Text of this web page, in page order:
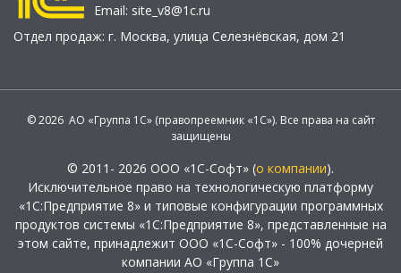
Email: site_v8@1c.ru
Отдел продаж: г. Москва, улица Селезнёвская, дом 21
© 2026 АО «Группа 1С» (правопреемник «1С»). Все права на сайт
защищены
© 2011- 2026 ООО «1С-Софт» (о компании).
Исключительное право на технологическую платформу
«1С:Предприятие 8» и типовые конфигурации программных
продуктов системы «1С:Предприятие 8», представленные на
этом сайте, принадлежит ООО «1С-Софт» - 100% дочерней
компании АО «Группа 1С»